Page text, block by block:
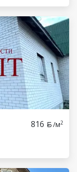
816 /м2